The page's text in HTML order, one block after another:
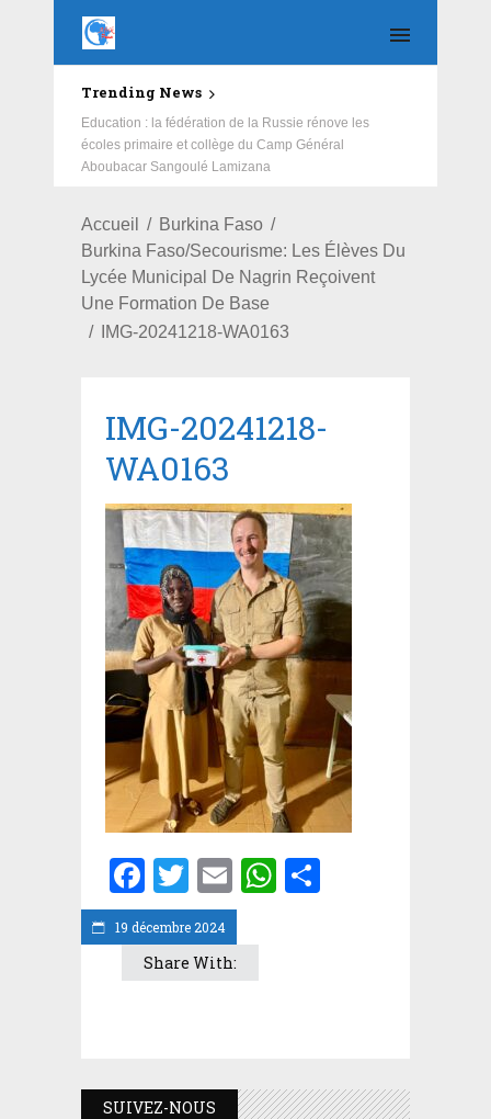
Trending News
Education : la fédération de la Russie rénove les
écoles primaire et collège du Camp Général
Aboubacar Sangoulé Lamizana
Accueil
Burkina Faso
Burkina Faso/Secourisme: Les Élèves Du
Lycée Municipal De Nagrin Reçoivent
Une Formation De Base
IMG-20241218-WA0163
19 décembre 2024
IMG-20241218-
WA0163
Facebook
Twitter
EmailWhatsApp
Share With:
SUIVEZ-NOUS